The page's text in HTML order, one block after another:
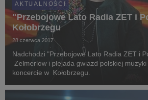
AKTUALNOŚCI
"Przebojowe Lato Radia ZET i
Kołobrzegu
28 czerwca 2017
Nadchodzi "Przebojowe Lato Radia ZET i
Zelmerlow i plejada gwiazd polskiej
koncercie w Kołobrzegu.